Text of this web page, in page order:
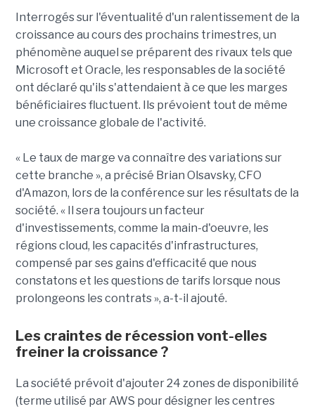
Interrogés sur l'éventualité d'un ralentissement de la
croissance au cours des prochains trimestres, un
phénomène auquel se préparent des rivaux tels que
Microsoft et Oracle, les responsables de la société
ont déclaré qu'ils s'attendaient à ce que les marges
bénéficiaires fluctuent. Ils prévoient tout de même
une croissance globale de l'activité.
« Le taux de marge va connaître des variations sur
cette branche », a précisé Brian Olsavsky, CFO
d'Amazon, lors de la conférence sur les résultats de la
société. « Il sera toujours un facteur
d'investissements, comme la main-d'oeuvre, les
régions cloud, les capacités d'infrastructures,
compensé par ses gains d'efficacité que nous
constatons et les questions de tarifs lorsque nous
prolongeons les contrats », a-t-il ajouté.
Les craintes de récession vont-elles
freiner la croissance ?
La société prévoit d'ajouter 24 zones de disponibilité
(terme utilisé par AWS pour désigner les centres